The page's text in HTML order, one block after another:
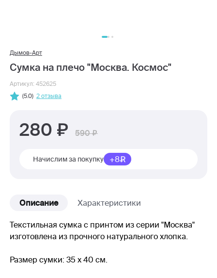
Дымов-Арт
Сумка на плечо "Москва. Космос"
Артикул: 452625
(5.0)
2 отзыва
280 590
Начислим за покупку +8
Описание Характеристики
Текстильная сумка с принтом из серии "Москва"
изготовлена из прочного натурального хлопка.
Размер сумки: 35 x 40 см.